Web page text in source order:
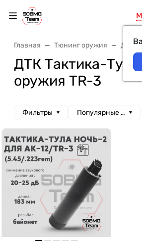
Главная Тюнинг оружия ДТК и
ДТК Тактика-
оружия TR-3
Фильтры Популярные